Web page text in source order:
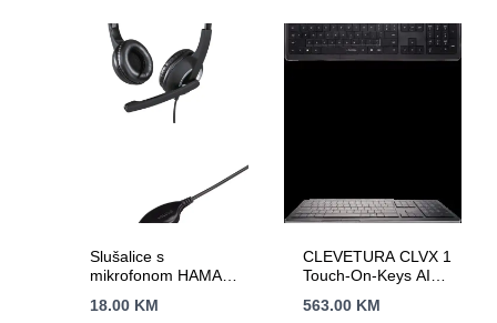
Slušalice s
mikrofonom HAMA
18.00 KM
CLEVETURA CLVX 1
Touch-On-Keys AI
ANSI US Windows
563.00 KM